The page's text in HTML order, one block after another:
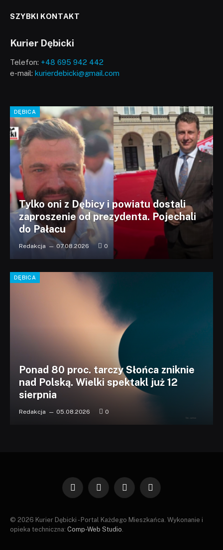
SZYBKI KONTAKT
Kurier Dębicki
Telefon: +48 695 942 442
e-mail: kurierdebicki@gmail.com
DĘBICA
Tylko oni z Dębicy i powiatu dostali
zaproszenie od prezydenta. Pojechali
do Pałacu
Redakcja 07.08.2026 0
DĘBICA
Ponad 80 proc. tarczy Słońca zniknie
nad Polską. Wielki spektakl już 12
sierpnia
Redakcja 05.08.2026 0
Facebook
X
InstagramPinterest
© 2026 Kurier Dębicki - Portal Każdego Mieszkańca. Wykonanie i
opieka techniczna: Comp-Web Studio.